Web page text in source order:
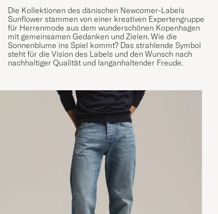
Die Kollektionen des dänischen Newcomer-Labels
Sunflower stammen von einer kreativen Expertengruppe
für Herrenmode aus dem wunderschönen Kopenhagen
mit gemeinsamen Gedanken und Zielen. Wie die
Sonnenblume ins Spiel kommt? Das strahlende Symbol
steht für die Vision des Labels und den Wunsch nach
nachhaltiger Qualität und langanhaltender Freude.